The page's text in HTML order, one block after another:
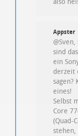
also
Appster
sind
ein
derzeit
sagen?
eines!
Selbst
Core
(Quad-
stehen,